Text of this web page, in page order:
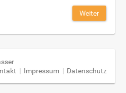
Weiter
| Impressum | Datenschutz